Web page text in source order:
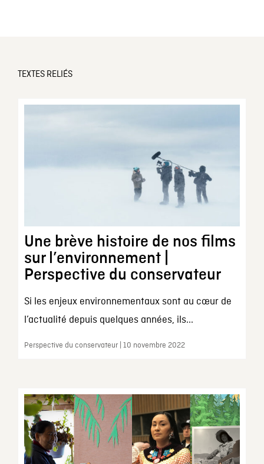
TEXTES RELIÉS
Une brève histoire de nos films
sur l’environnement |
Perspective du conservateur
Si les enjeux environnementaux sont au cœur de
l’actualité depuis quelques années, ils...
Perspective du conservateur | 10 novembre 2022